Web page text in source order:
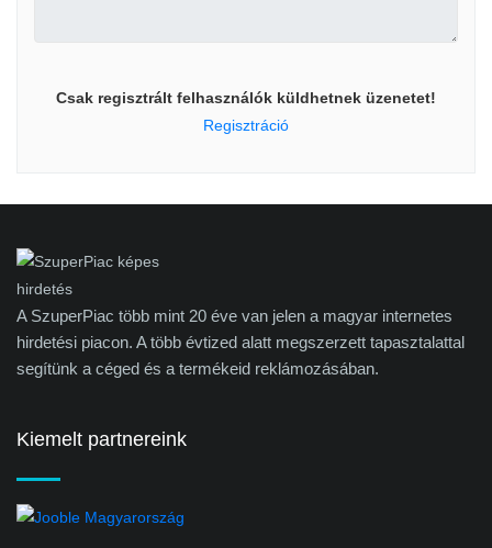
Csak regisztrált felhasználók küldhetnek üzenetet!
Regisztráció
A SzuperPiac több mint 20 éve van jelen a magyar internetes
hirdetési piacon. A több évtized alatt megszerzett tapasztalattal
segítünk a céged és a termékeid reklámozásában.
Kiemelt partnereink